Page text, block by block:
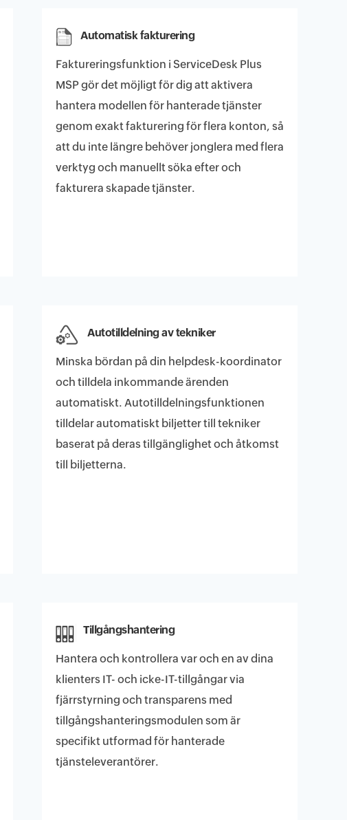
Automatisk fakturering
Faktureringsfunktion i ServiceDesk Plus
MSP gör det möjligt för dig att aktivera
hantera modellen för hanterade tjänster
genom exakt fakturering för flera konton, så
att du inte längre behöver jonglera med flera
verktyg och manuellt söka efter och
fakturera skapade tjänster.
Autotilldelning av tekniker
Minska bördan på din helpdesk-koordinator
och tilldela inkommande ärenden
automatiskt. Autotilldelningsfunktionen
tilldelar automatiskt biljetter till tekniker
baserat på deras tillgänglighet och åtkomst
till biljetterna.
Tillgångshantering
Hantera och kontrollera var och en av dina
klienters IT- och icke-IT-tillgångar via
fjärrstyrning och transparens med
tillgångshanteringsmodulen som är
specifikt utformad för hanterade
tjänsteleverantörer.